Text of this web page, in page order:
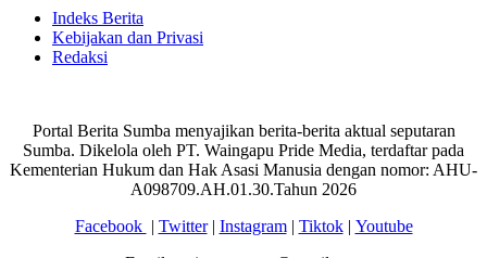
Indeks Berita
Kebijakan dan Privasi
Redaksi
Portal Berita Sumba menyajikan berita-berita aktual seputaran
Sumba. Dikelola oleh PT. Waingapu Pride Media, terdaftar pada
Kementerian Hukum dan Hak Asasi Manusia dengan nomor: AHU-
A098709.AH.01.30.Tahun 2026
Facebook | Twitter| Instagram| Tiktok| Youtube